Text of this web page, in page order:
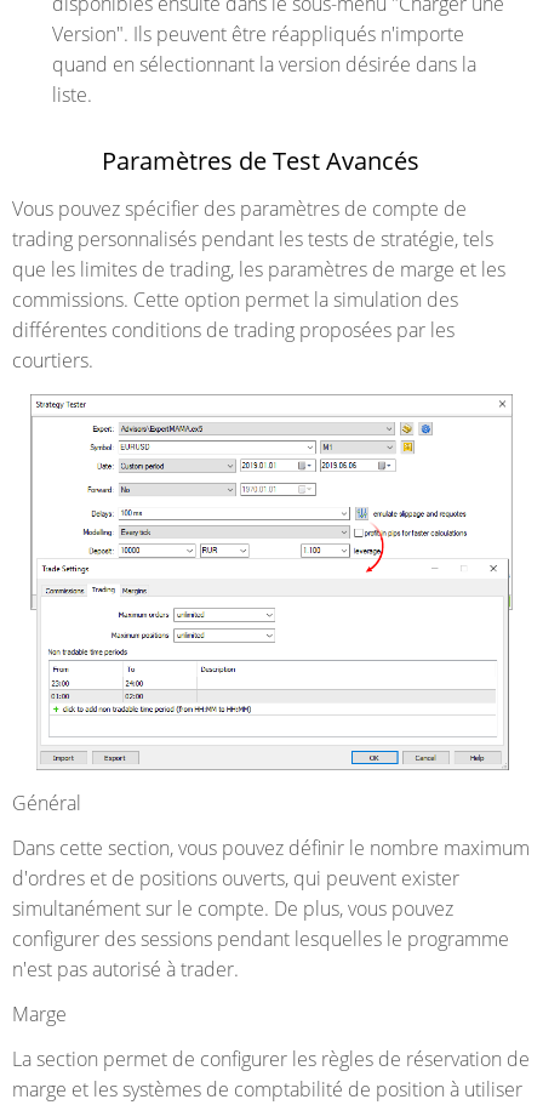
Version". Ils peuvent être réappliqués n'importe
quand en sélectionnant la version désirée dans la
liste.
Paramètres de Test Avancés
Vous pouvez spécifier des paramètres de compte de
trading personnalisés pendant les tests de stratégie, tels
que les limites de trading, les paramètres de marge et les
commissions. Cette option permet la simulation des
différentes conditions de trading proposées par les
courtiers.
Général
Dans cette section, vous pouvez définir le nombre maximum
d'ordres et de positions ouverts, qui peuvent exister
simultanément sur le compte. De plus, vous pouvez
configurer des sessions pendant lesquelles le programme
n'est pas autorisé à trader.
Marge
La section permet de configurer les règles de réservation de
marge et les systèmes de comptabilité de position à utiliser